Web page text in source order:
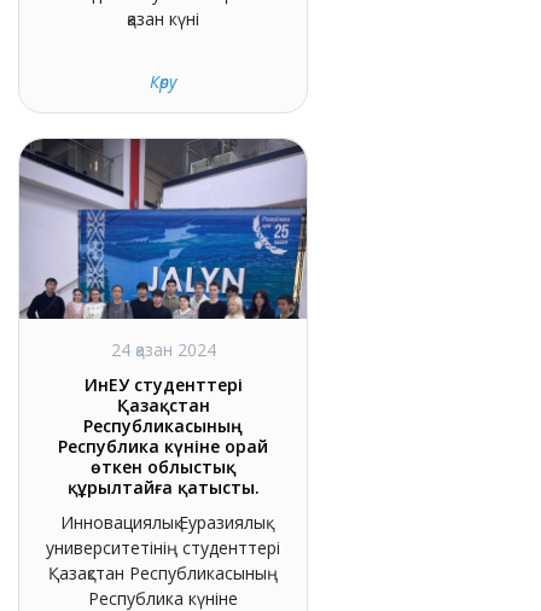
қазан күні
Көру
24 қазан 2024
ИнЕУ студенттері
Қазақстан
Республикасының
Республика күніне орай
өткен облыстық
құрылтайға қатысты.
Инновациялық Еуразиялық
университетінің студенттері
Қазақстан Республикасының
Республика күніне